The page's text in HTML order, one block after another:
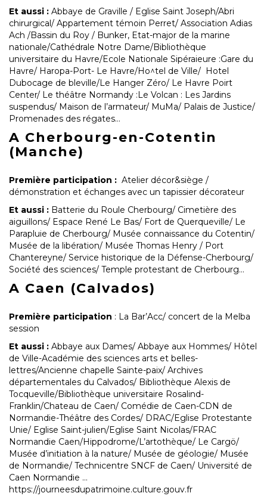
Et aussi : Abbaye de Graville / Eglise Saint Joseph/Abri
chirurgical/ Appartement témoin Perret/ Association Adias
Ach /Bassin du Roy / Bunker, Etat-major de la marine
nationale/Cathédrale Notre Dame/Bibliothèque
universitaire du Havre/Ecole Nationale Sipéraieure :Gare du
Havre/ Haropa-Port- Le Havre/Ho^tel de Ville/ Hotel
Dubocage de bleville/Le Hanger Zéro/ Le Havre Poirt
Center/ Le théâtre Normandy :Le Volcan : Les Jardins
suspendus/ Maison de l’armateur/ MuMa/ Palais de Justice/
Promenades des régates…
A Cherbourg-en-Cotentin
(Manche)
Première participation : Atelier décor&siège /
démonstration et échanges avec un tapissier décorateur
Et aussi : Batterie du Roule Cherbourg/ Cimetière des
aiguillons/ Espace René Le Bas/ Fort de Querqueville/ Le
Parapluie de Cherbourg/ Musée connaissance du Cotentin/
Musée de la libération/ Musée Thomas Henry / Port
Chantereyne/ Service historique de la Défense-Cherbourg/
Société des sciences/ Temple protestant de Cherbourg…
A Caen (Calvados)
Première participation : La Bar’Acc/ concert de la Melba
session
Et aussi : Abbaye aux Dames/ Abbaye aux Hommes/ Hôtel
de Ville-Académie des sciences arts et belles-
lettres/Ancienne chapelle Sainte-paix/ Archives
départementales du Calvados/ Bibliothèque Alexis de
Tocqueville/Bibliothèque universitaire Rosalind-
Franklin/Chateau de Caen/ Comédie de Caen-CDN de
Normandie-Théâtre des Cordes/ DRAC/Eglise Protestante
Unie/ Eglise Saint-julien/Eglise Saint Nicolas/FRAC
Normandie Caen/Hippodrome/L’artothèque/ Le Cargö/
Musée d’initiation à la nature/ Musée de géologie/ Musée
de Normandie/ Technicentre SNCF de Caen/ Université de
Caen Normandie …
https://journeesdupatrimoine.culture.gouv.fr